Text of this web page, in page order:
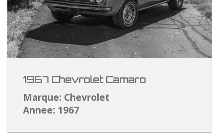
1967 Chevrolet Camaro
Marque: Chevrolet
Annee: 1967